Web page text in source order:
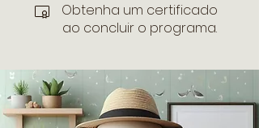
Obtenha um certificado
ao concluir o programa.